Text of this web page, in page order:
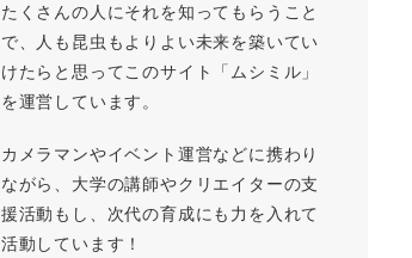
たくさんの人にそれを知ってもらうこと
で、人も昆虫もよりよい未来を築いてい
けたらと思ってこのサイト「ムシミル」
を運営しています。
カメラマンやイベント運営などに携わり
ながら、大学の講師やクリエイターの支
援活動もし、次代の育成にも力を入れて
活動しています！